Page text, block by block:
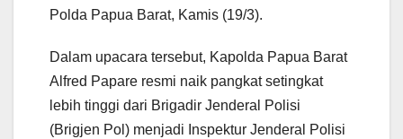
Polda Papua Barat, Kamis (19/3).
Dalam upacara tersebut, Kapolda Papua Barat
Alfred Papare resmi naik pangkat setingkat
lebih tinggi dari Brigadir Jenderal Polisi
(Brigjen Pol) menjadi Inspektur Jenderal Polisi